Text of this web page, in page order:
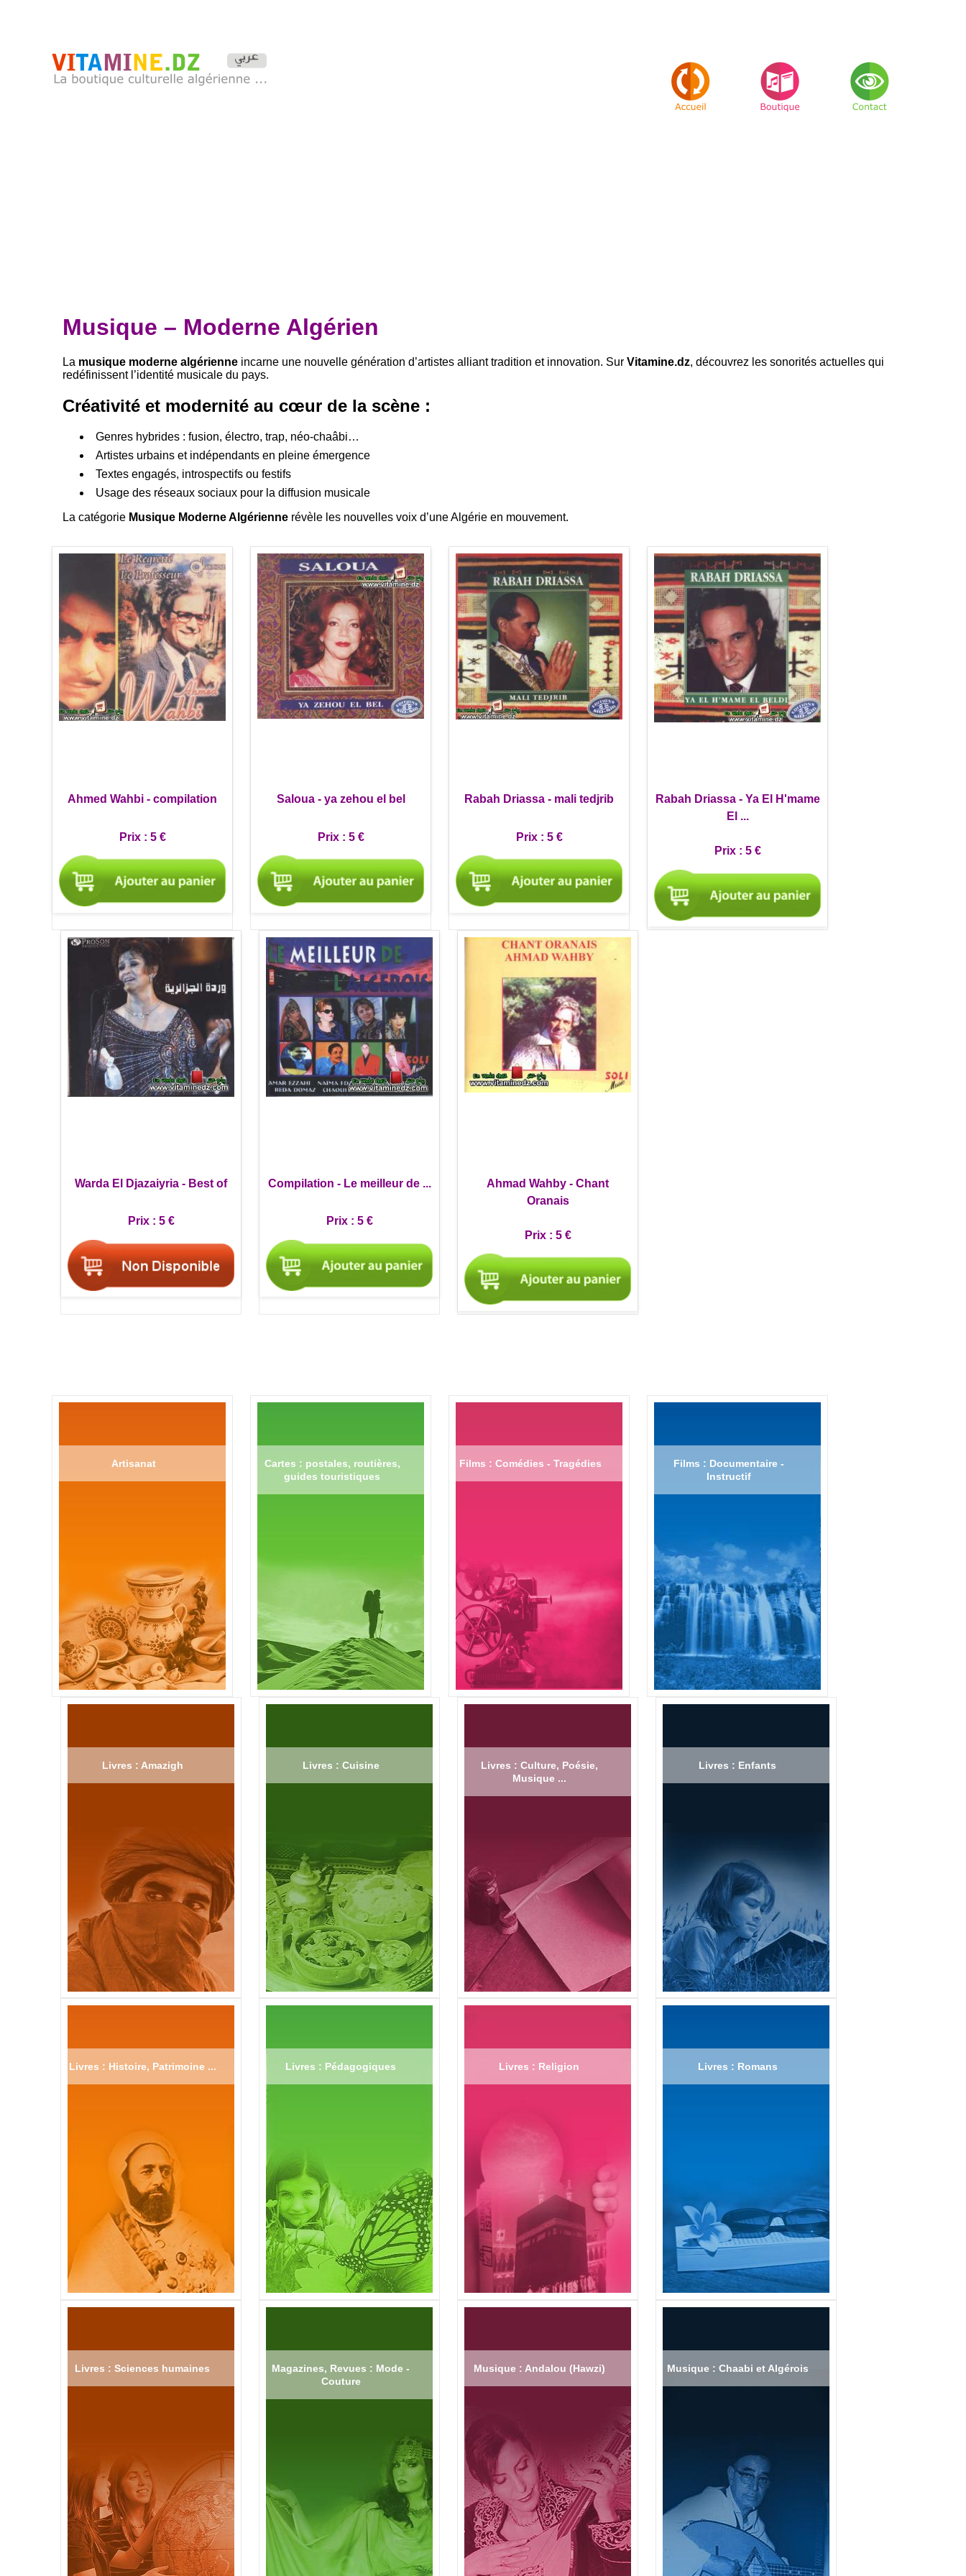
Musique – Moderne Algérien
La musique moderne algérienne incarne une nouvelle génération d’artistes alliant tradition et innovation. Sur Vitamine.dz, découvrez les sonorités actuelles qui
redéfinissent l’identité musicale du pays.
Créativité et modernité au cœur de la scène :
Genres hybrides : fusion, électro, trap, néo-chaâbi…
Artistes urbains et indépendants en pleine émergence
Textes engagés, introspectifs ou festifs
Usage des réseaux sociaux pour la diffusion musicale
La catégorie Musique Moderne Algérienne révèle les nouvelles voix d’une Algérie en mouvement.
Ahmed Wahbi - compilation
Prix : 5 €
Saloua - ya zehou el bel
Prix : 5 €
Rabah Driassa - mali tedjrib
Prix : 5 €
Rabah Driassa - Ya El H'mame
El ...
Prix : 5 €
Warda El Djazaiyria - Best of
Prix : 5 €
Compilation - Le meilleur de ...
Prix : 5 €
Ahmad Wahby - Chant
Oranais
Prix : 5 €
Artisanat
Cartes : postales, routières,
guides touristiques
Films : Comédies - Tragédies
Films : Documentaire -
Instructif
Livres : Amazigh Livres : Cuisine
Livres : Culture, Poésie,
Musique ...
Livres : Enfants
Livres : Histoire, Patrimoine ... Livres : Pédagogiques Livres : Religion Livres : Romans
Livres : Sciences humaines
Magazines, Revues : Mode -
Couture
Musique : Andalou (Hawzi) Musique : Chaabi et Algérois